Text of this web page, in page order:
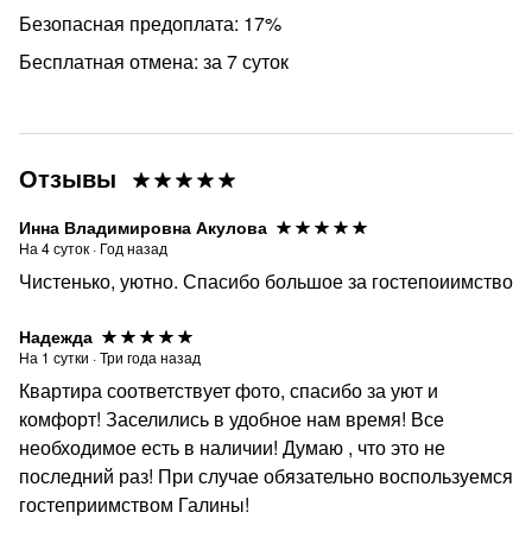
Безопасная предоплата: 17%
Бесплатная отмена: за 7 суток
Отзывы
Инна Владимировна Акулова
На 4суток · Год назад
Чистенько, уютно. Спасибо большое за гостепоиимство
Надежда
На 1 сутки ·Три года назад
Квартира соответствует фото, спасибо за уют и
комфорт! Заселились в удобное нам время! Все
необходимое есть в наличии! Думаю , что это не
последний раз! При случае обязательно воспользуемся
гостеприимством Галины!